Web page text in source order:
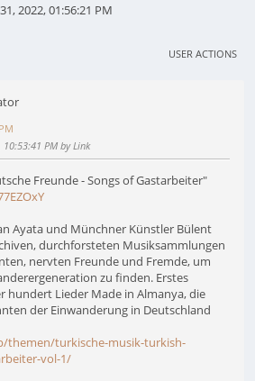
2022, 01:56:21 PM
USER ACTIONS
PM by Link
Freunde - Songs of Gastarbeiter"
Ayata und Münchner Künstler Bülent
durchforsteten Musiksammlungen
nervten Freunde und Fremde, um
zu finden. Erstes
hundert Lieder Made in Almanya, die
der Einwanderung in Deutschland
turkische-musik-turkish-
vol-1/